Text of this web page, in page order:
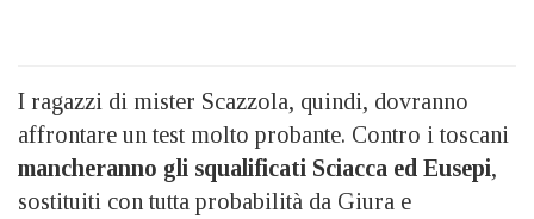
I ragazzi di mister Scazzola, quindi, dovranno
affrontare un test molto probante. Contro i toscani
mancheranno gli squalificati Sciacca ed Eusepi,
sostituiti con tutta probabilità da Giura e